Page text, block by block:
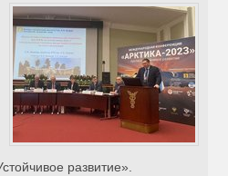
развитие».